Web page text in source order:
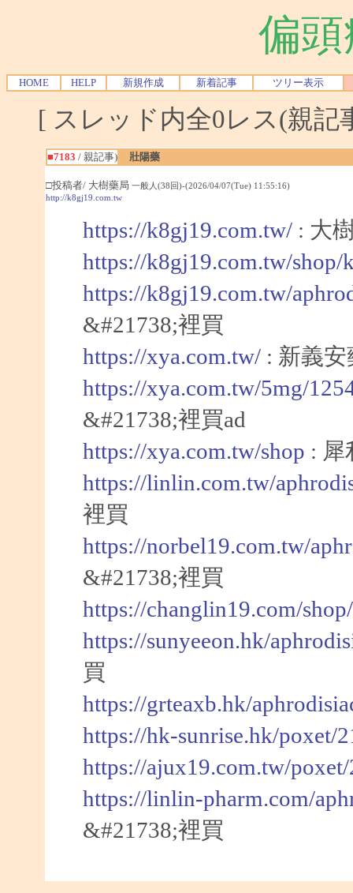
偏
HOME HELP 新規作成 新着記事 ツリー表示
[ スレッド内全0レス(親
■7183 / 親記事) 壯陽藥
□投稿者/ 大樹藥局 一般人(38回)-(2026/04/07(Tue) 11:55:16)
http://k8gj19.com.tw
https://k8gj19.com.tw/: 大
https://k8gj19.com.tw/shop/
https://k8gj19.com.tw/
&#21738;裡買
https://xya.com.tw/: 新義安
https://xya.com.tw/5mg/
&#21738;裡買ad
https://xya.com.tw/shop : 犀
https://linlin.com.tw/
裡買
https://norbel19.com.tw/
&#21738;裡買
https://changlin19.com/
https://sunyeeon.hk/
買
https://grteaxb.hk/
https://hk-sunrise.hk/poxet/
https://ajux19.com.tw/
https://linlin-pharm.com/
&#21738;裡買